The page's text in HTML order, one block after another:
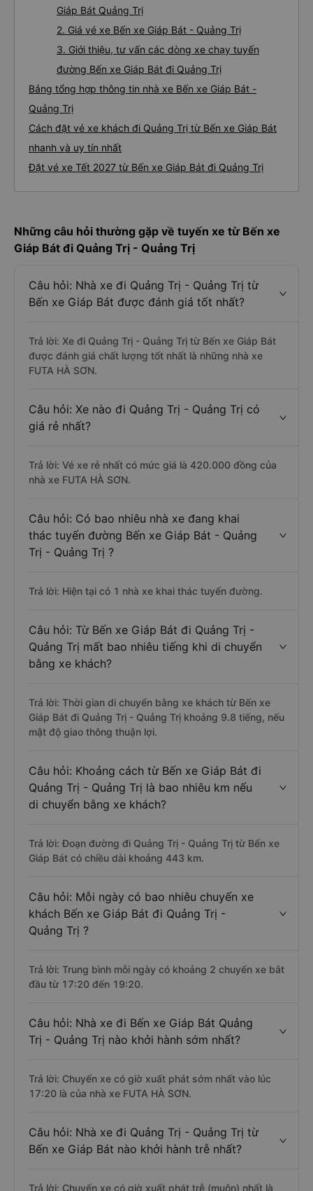
Giáp Bát Quảng Trị
2. Giá vé xe Bến xe Giáp Bát - Quảng Trị
3. Giới thiệu, tư vấn các dòng xe chạy tuyến
đường Bến xe Giáp Bát đi Quảng Trị
Bảng tổng hợp thông tin nhà xe Bến xe Giáp Bát -
Quảng Trị
Cách đặt vé xe khách đi Quảng Trị từ Bến xe Giáp Bát
nhanh và uy tín nhất
Đặt vé xe Tết 2027 từ Bến xe Giáp Bát đi Quảng Trị
Những câu hỏi thường gặp về tuyến xe từ Bến xe
Giáp Bát đi Quảng Trị - Quảng Trị
Câu hỏi: Nhà xe đi Quảng Trị - Quảng Trị từ
Bến xe Giáp Bát được đánh giá tốt nhất?
Trả lời: Xe đi Quảng Trị - Quảng Trị từ Bến xe Giáp Bát
được đánh giá chất lượng tốt nhất là những nhà xe
FUTA HÀ SƠN.
Câu hỏi: Xe nào đi Quảng Trị - Quảng Trị có
giá rẻ nhất?
Trả lời: Vé xe rẻ nhất có mức giá là 420.000 đồng của
nhà xe FUTA HÀ SƠN.
Câu hỏi: Có bao nhiêu nhà xe đang khai
thác tuyến đường Bến xe Giáp Bát - Quảng
Trị - Quảng Trị ?
Trả lời: Hiện tại có 1 nhà xe khai thác tuyến đường.
Câu hỏi: Từ Bến xe Giáp Bát đi Quảng Trị -
Quảng Trị mất bao nhiêu tiếng khi di chuyển
bằng xe khách?
Trả lời: Thời gian di chuyển bằng xe khách từ Bến xe
Giáp Bát đi Quảng Trị - Quảng Trị khoảng 9.8 tiếng, nếu
mật độ giao thông thuận lợi.
Câu hỏi: Khoảng cách từ Bến xe Giáp Bát đi
Quảng Trị - Quảng Trị là bao nhiêu km nếu
di chuyển bằng xe khách?
Trả lời: Đoạn đường đi Quảng Trị - Quảng Trị từ Bến xe
Giáp Bát có chiều dài khoảng 443 km.
Câu hỏi: Mỗi ngày có bao nhiêu chuyến xe
khách Bến xe Giáp Bát đi Quảng Trị -
Quảng Trị ?
Trả lời: Trung bình mỗi ngày có khoảng 2 chuyến xe bắt
đầu từ 17:20 đến 19:20.
Câu hỏi: Nhà xe đi Bến xe Giáp Bát Quảng
Trị - Quảng Trị nào khởi hành sớm nhất?
Trả lời: Chuyến xe có giờ xuất phát sớm nhất vào lúc
17:20 là của nhà xe FUTA HÀ SƠN.
Câu hỏi: Nhà xe đi Quảng Trị - Quảng Trị từ
Bến xe Giáp Bát nào khởi hành trễ nhất?
Trả lời: Chuyến xe có giờ xuất phát trễ (muộn) nhất là